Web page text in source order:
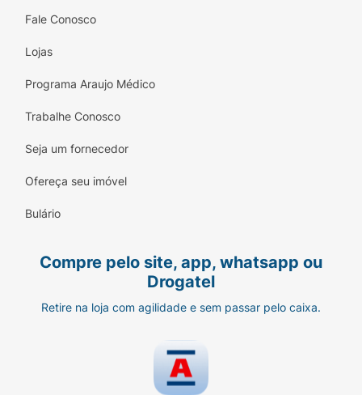
Fale Conosco
Lojas
Programa Araujo Médico
Trabalhe Conosco
Seja um fornecedor
Ofereça seu imóvel
Bulário
Compre pelo site, app, whatsapp ou
Drogatel
Retire na loja com agilidade e sem passar pelo caixa.